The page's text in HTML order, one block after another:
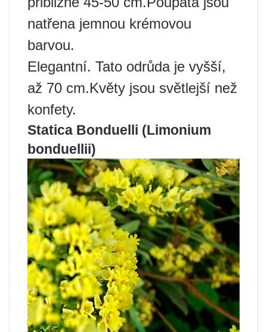
natřena jemnou krémovou
barvou.
Elegantní. Tato odrůda je vyšší,
až 70 cm.Květy jsou světlejší než
konfety.
Statica Bonduelli (Limonium
bonduellii)